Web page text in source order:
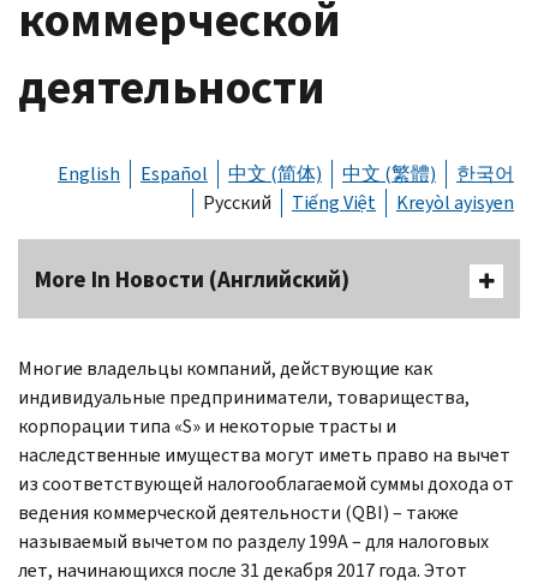
коммерческой
деятельности
English Español 中文 (简体) 中文 (繁體)
한국어
Русский
Tiếng Việt Kreyòl ayisyen
More In Новости (Английский)
Многие владельцы компаний, действующие как
индивидуальные предприниматели, товарищества,
корпорации типа «S» и некоторые трасты и
наследственные имущества могут иметь право на вычет
из соответствующей налогооблагаемой суммы дохода от
ведения коммерческой деятельности (QBI) – также
называемый вычетом по разделу 199A– для налоговых
лет, начинающихся после 31 декабря 2017 года. Этот